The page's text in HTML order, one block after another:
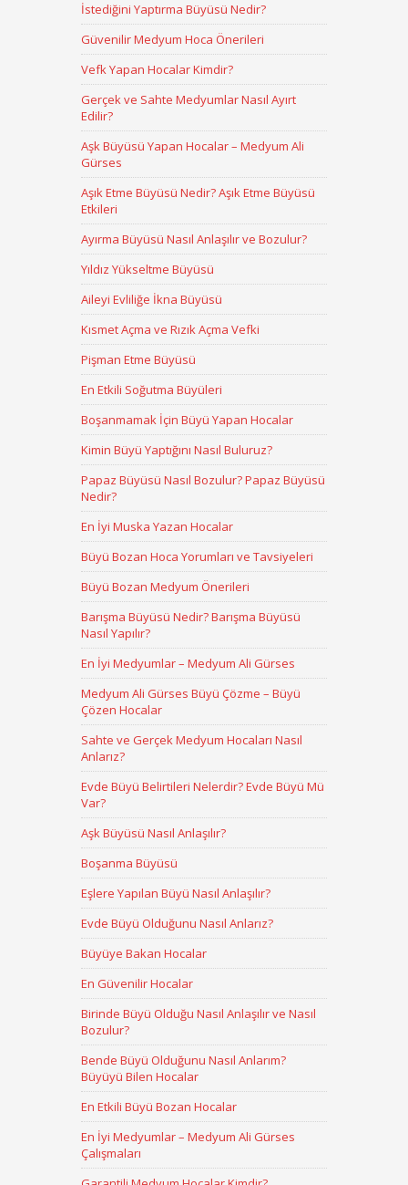
İstediğini Yaptırma Büyüsü Nedir?
Güvenilir Medyum Hoca Önerileri
Vefk Yapan Hocalar Kimdir?
Gerçek ve Sahte Medyumlar Nasıl Ayırt
Edilir?
Aşk Büyüsü Yapan Hocalar – Medyum Ali
Gürses
Aşık Etme Büyüsü Nedir? Aşık Etme Büyüsü
Etkileri
Ayırma Büyüsü Nasıl Anlaşılır ve Bozulur?
Yıldız Yükseltme Büyüsü
Aileyi Evliliğe İkna Büyüsü
Kısmet Açma ve Rızık Açma Vefki
Pişman Etme Büyüsü
En Etkili Soğutma Büyüleri
Boşanmamak İçin Büyü Yapan Hocalar
Kimin Büyü Yaptığını Nasıl Buluruz?
Papaz Büyüsü Nasıl Bozulur? Papaz Büyüsü
Nedir?
En İyi Muska Yazan Hocalar
Büyü Bozan Hoca Yorumları ve Tavsiyeleri
Büyü Bozan Medyum Önerileri
Barışma Büyüsü Nedir? Barışma Büyüsü
Nasıl Yapılır?
En İyi Medyumlar – Medyum Ali Gürses
Medyum Ali Gürses Büyü Çözme – Büyü
Çözen Hocalar
Sahte ve Gerçek Medyum Hocaları Nasıl
Anlarız?
Evde Büyü Belirtileri Nelerdir? Evde Büyü Mü
Var?
Aşk Büyüsü Nasıl Anlaşılır?
Boşanma Büyüsü
Eşlere Yapılan Büyü Nasıl Anlaşılır?
Evde Büyü Olduğunu Nasıl Anlarız?
Büyüye Bakan Hocalar
En Güvenilir Hocalar
Birinde Büyü Olduğu Nasıl Anlaşılır ve Nasıl
Bozulur?
Bende Büyü Olduğunu Nasıl Anlarım?
Büyüyü Bilen Hocalar
En Etkili Büyü Bozan Hocalar
En İyi Medyumlar – Medyum Ali Gürses
Çalışmaları